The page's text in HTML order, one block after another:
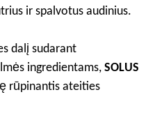
ir spalvotus audinius.
dalį sudarant
ingredientams,SOLUS
rūpinantis ateities